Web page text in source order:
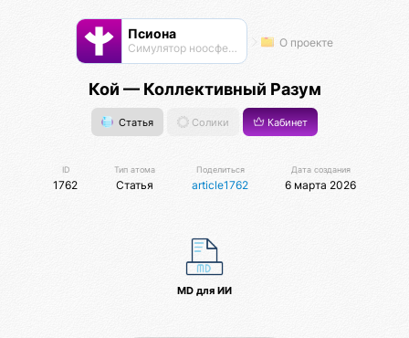
Псиона
Cимулятор ноосферы О проекте
Кой — Коллективный Разум
Статья Солики Кабинет
ID
1762
Тип атома
Статья
Поделиться
article1762
Дата создания
6 марта 2026
MD для ИИ